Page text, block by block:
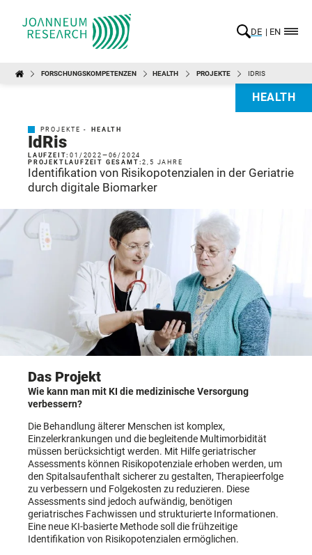
DE EN
FORSCHUNGSKOMPETENZEN HEALTH PROJEKTE IDRIS
HEALTH
PROJEKTE - HEALTH
IdRis
LAUFZEIT:01/2022 — 06/2024
PROJEKTLAUFZEIT GESAMT:2,5 JAHRE
Identifikation von Risikopotenzialen in der Geriatrie
durch digitale Biomarker
Das Projekt
Wie kann man mit KI die medizinische Versorgung
verbessern?
Die Behandlung älterer Menschen ist komplex,
Einzelerkrankungen und die begleitende Multimorbidität
müssen berücksichtigt werden. Mit Hilfe geriatrischer
Assessments können Risikopotenziale erhoben werden, um
den Spitalsaufenthalt sicherer zu gestalten, Therapieerfolge
zu verbessern und Folgekosten zu reduzieren. Diese
Assessments sind jedoch aufwändig, benötigen
geriatrisches Fachwissen und strukturierte Informationen.
Eine neue KI-basierte Methode soll die frühzeitige
Identifikation von Risikopotenzialen ermöglichen.